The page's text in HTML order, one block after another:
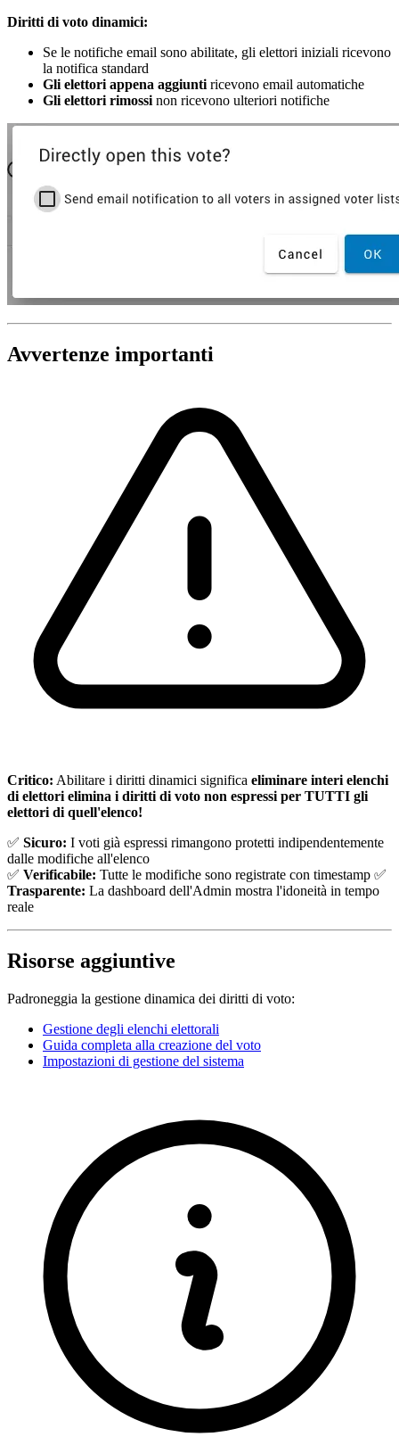
Diritti di voto dinamici:
Se le notifiche email sono abilitate, gli elettori iniziali ricevono
la notifica standard
Gli elettori appena aggiunti ricevono email automatiche
Gli elettori rimossi non ricevono ulteriori notifiche
Avvertenze importanti
Critico: Abilitare i diritti dinamici significa eliminare interi elenchi
di elettori elimina i diritti di voto non espressi per TUTTI gli
elettori di quell'elenco!
✅ Sicuro: I voti già espressi rimangono protetti indipendentemente
dalle modifiche all'elenco
✅ Verificabile: Tutte le modifiche sono registrate con timestamp ✅
Trasparente: La dashboard dell'Admin mostra l'idoneità in tempo
reale
Risorse aggiuntive
Padroneggia la gestione dinamica dei diritti di voto:
Gestione degli elenchi elettorali
Guida completa alla creazione del voto
Impostazioni di gestione del sistema